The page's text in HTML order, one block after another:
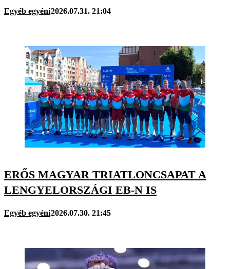
Egyéb egyéni2026.07.31. 21:04
ERŐS MAGYAR TRIATLONCSAPAT A
LENGYELORSZÁGI EB-N IS
Egyéb egyéni2026.07.30. 21:45